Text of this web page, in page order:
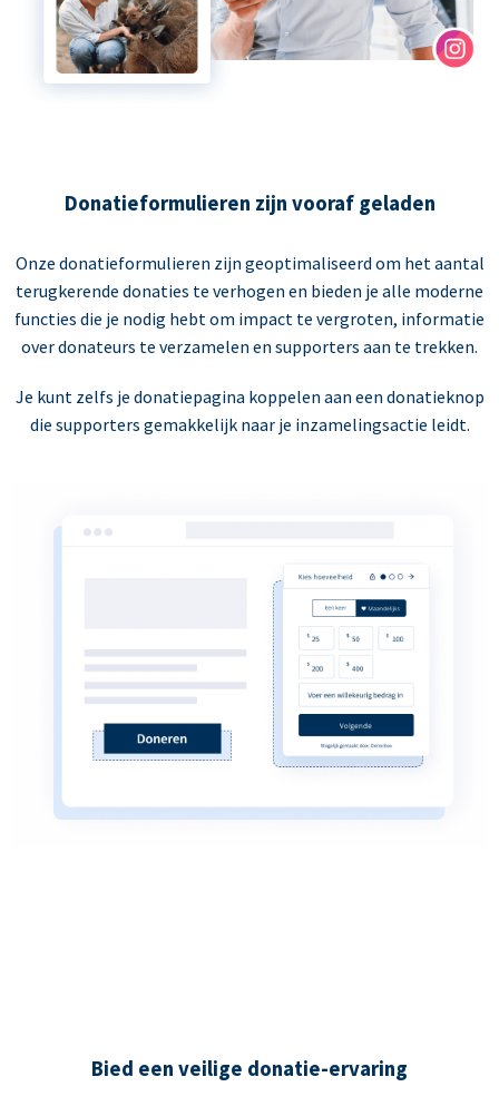
Donatieformulieren zijn vooraf geladen
Onze donatieformulieren zijn geoptimaliseerd om het aantal
terugkerende donaties te verhogen en bieden je alle moderne
functies die je nodig hebt om impact te vergroten, informatie
over donateurs te verzamelen en supporters aan te trekken.
Je kunt zelfs je donatiepagina koppelen aan een donatieknop
die supporters gemakkelijk naar je inzamelingsactie leidt.
Bied een veilige donatie-ervaring